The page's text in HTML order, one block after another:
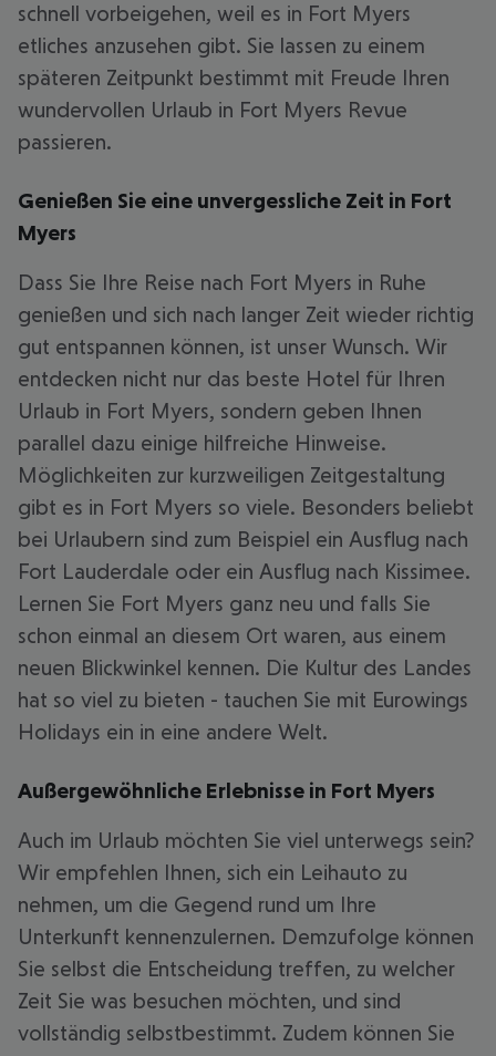
schnell vorbeigehen, weil es in Fort Myers
etliches anzusehen gibt. Sie lassen zu einem
späteren Zeitpunkt bestimmt mit Freude Ihren
wundervollen Urlaub in Fort Myers Revue
passieren.
Genießen Sie eine unvergessliche Zeit in Fort
Myers
Dass Sie Ihre Reise nach Fort Myers in Ruhe
genießen und sich nach langer Zeit wieder richtig
gut entspannen können, ist unser Wunsch. Wir
entdecken nicht nur das beste Hotel für Ihren
Urlaub in Fort Myers, sondern geben Ihnen
parallel dazu einige hilfreiche Hinweise.
Möglichkeiten zur kurzweiligen Zeitgestaltung
gibt es in Fort Myers so viele. Besonders beliebt
bei Urlaubern sind zum Beispiel ein Ausflug nach
Fort Lauderdale oder ein Ausflug nach Kissimee.
Lernen Sie Fort Myers ganz neu und falls Sie
schon einmal an diesem Ort waren, aus einem
neuen Blickwinkel kennen. Die Kultur des Landes
hat so viel zu bieten - tauchen Sie mit Eurowings
Holidays ein in eine andere Welt.
Außergewöhnliche Erlebnisse in Fort Myers
Auch im Urlaub möchten Sie viel unterwegs sein?
Wir empfehlen Ihnen, sich ein Leihauto zu
nehmen, um die Gegend rund um Ihre
Unterkunft kennenzulernen. Demzufolge können
Sie selbst die Entscheidung treffen, zu welcher
Zeit Sie was besuchen möchten, und sind
vollständig selbstbestimmt. Zudem können Sie